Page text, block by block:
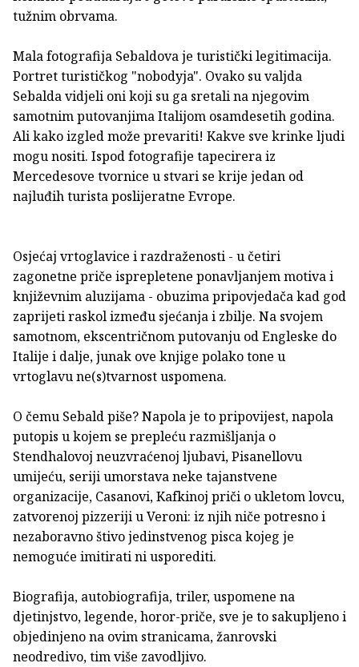
tužnim obrvama.
Mala fotografija Sebaldova je turistički legitimacija.
Portret turističkog "nobodyja". Ovako su valjda
Sebalda vidjeli oni koji su ga sretali na njegovim
samotnim putovanjima Italijom osamdesetih godina.
Ali kako izgled može prevariti! Kakve sve krinke ljudi
mogu nositi. Ispod fotografije tapecirera iz
Mercedesove tvornice u stvari se krije jedan od
najluđih turista poslijeratne Evrope.
Osjećaj vrtoglavice i razdraženosti - u četiri
zagonetne priče isprepletene ponavljanjem motiva i
književnim aluzijama - obuzima pripovjedača kad god
zaprijeti raskol između sjećanja i zbilje. Na svojem
samotnom, ekscentričnom putovanju od Engleske do
Italije i dalje, junak ove knjige polako tone u
vrtoglavu ne(s)tvarnost uspomena.
O čemu Sebald piše? Napola je to pripovijest, napola
putopis u kojem se prepleću razmišljanja o
Stendhalovoj neuzvraćenoj ljubavi, Pisanellovu
umijeću, seriji umorstava neke tajanstvene
organizacije, Casanovi, Kafkinoj priči o ukletom lovcu,
zatvorenoj pizzeriji u Veroni: iz njih niče potresno i
nezaboravno štivo jedinstvenog pisca kojeg je
nemoguće imitirati ni usporediti.
Biografija, autobiografija, triler, uspomene na
djetinjstvo, legende, horor-priče, sve je to sakupljeno i
objedinjeno na ovim stranicama, žanrovski
neodredivo, tim više zavodljivo.